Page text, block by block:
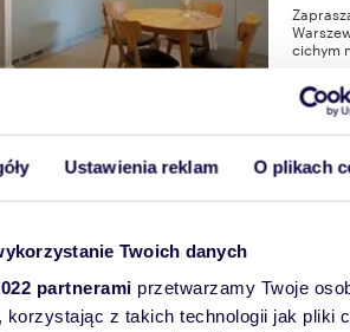
Ustawienia reklam O plikach
Twoich danych
partnerami przetwarzamy Twoje
korzystając z takich technologii jak pliki
cichym
Sprzedam nowoczesne 2-pokojowe mieszkanie z